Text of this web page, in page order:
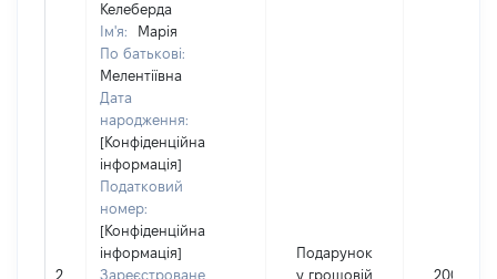
2
Келеберда
Ім'я:
Марія
По батькові:
Мелентіївна
Дата
народження:
[Конфіденційна
інформація]
Податковий
номер:
[Конфіденційна
інформація]
Зареєстроване
Подарунок
у грошовій
200000